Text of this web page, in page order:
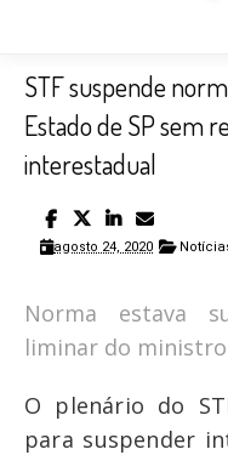
STF suspende
Estado de SP sem
interestadual
agosto 24, 2020
Norma estava
liminar do
O plenário do
para suspender